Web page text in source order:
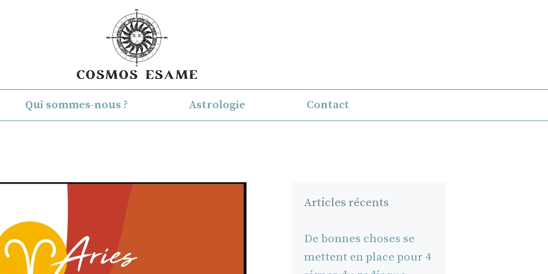
Qui sommes-nous ? Astrologie Contact
Articles récents
De bonnes choses se
mettent en place pour 4